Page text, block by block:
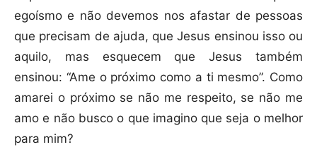
egoísmo e não devemos nos afastar de pessoas
que precisam de ajuda, que Jesus ensinou isso ou
aquilo, mas esquecem que Jesus também
ensinou: “Ame o próximo como a ti mesmo”. Como
amarei o próximo se não me respeito, se não me
amo e não busco o que imagino que seja o melhor
para mim?